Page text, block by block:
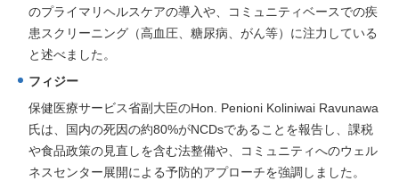
のプライマリヘルスケアの導入や、コミュニティベースでの疾
患スクリーニング（高血圧、糖尿病、がん等）に注力している
と述べました。
フィジー
保健医療サービス省副大臣のHon. Penioni Koliniwai Ravunawa
氏は、国内の死因の約80%がNCDsであることを報告し、課税
や食品政策の見直しを含む法整備や、コミュニティへのウェル
ネスセンター展開による予防的アプローチを強調しました。